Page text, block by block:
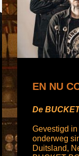
EN NU
De
Gevestigd
onderweg
Duitsland,